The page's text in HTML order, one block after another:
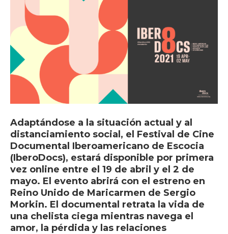
Adaptándose a la situación actual y al
distanciamiento social, el Festival de Cine
Documental Iberoamericano de Escocia
(IberoDocs), estará disponible por primera
vez online entre el 19 de abril y el 2 de
mayo. El evento abrirá con el estreno en
Reino Unido de Maricarmen de Sergio
Morkin. El documental retrata la vida de
una chelista ciega mientras navega el
amor, la pérdida y las relaciones